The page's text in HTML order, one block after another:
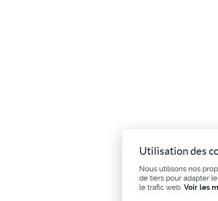
Utilisation des
Nous utilisons nos
de tiers pour adapter
le trafic web. Voir les